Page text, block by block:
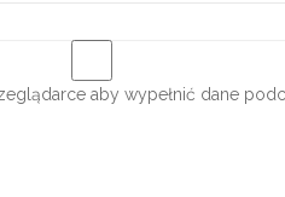
aby wypełnić dane